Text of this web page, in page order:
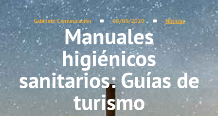
Gabinete Comunicación 08/05/2020 Noticias
Manuales
higiénicos
sanitarios: Guías de
turismo